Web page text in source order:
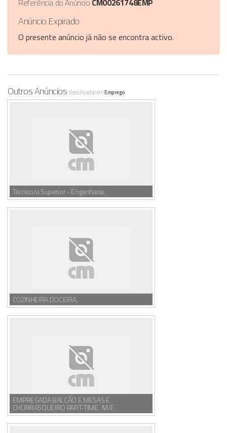
Referência do Anúncio CM00261748EMP
Anúncio Expirado
O presente anúncio já não se encontra activo.
Outros Anúncios classificados emEmprego
Técnico/a Superior - Engenharia ,
COZINHEIRA DOCEIRA,
EMPREGADA BALCÃO E MESAS E
CHURRASQUEIRO PART-TIME, M/F,